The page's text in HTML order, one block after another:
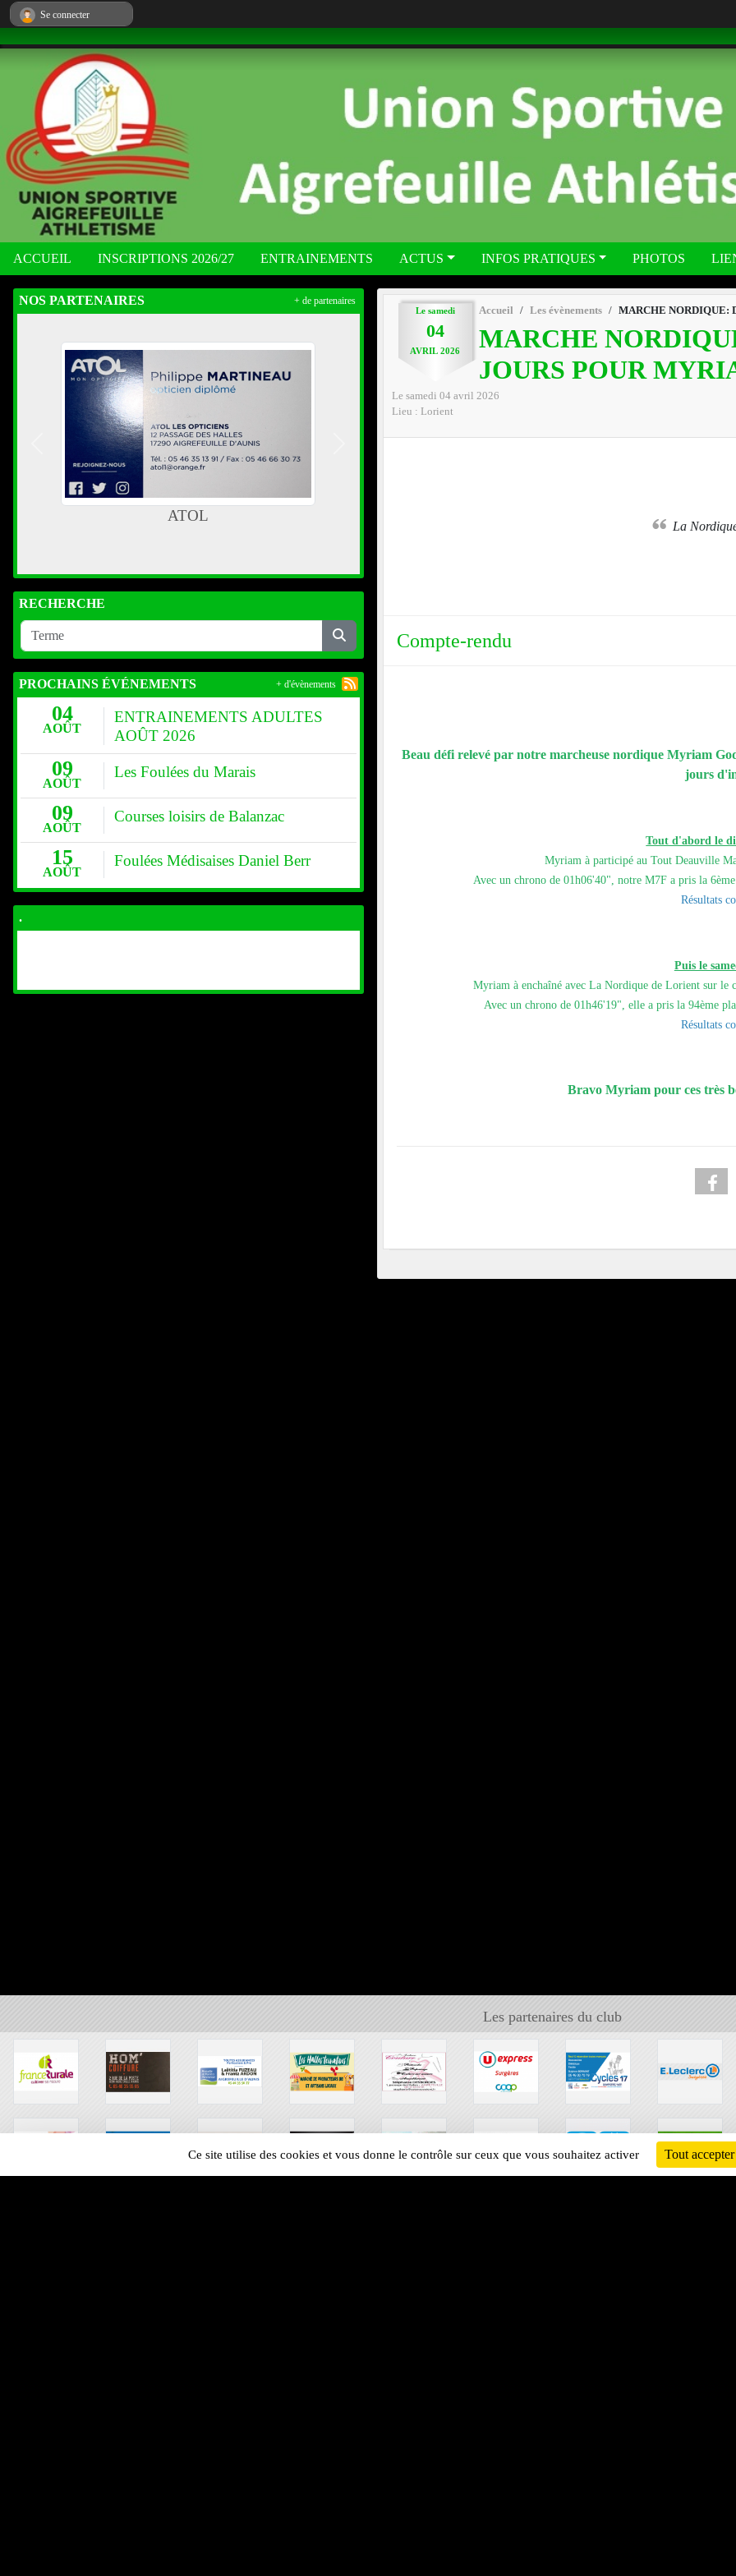
ACCUEIL INSCRIPTIONS 2026/27 ENTRAINEMENTS ACTUS INFOS PRATIQUES PHOTOS
Le samedi
04
AVRIL 2026
Accueil Les évènements MARCHE NORDIQUE:
MARCHE
JOURS POUR
Le samedi 04 avril 2026
Lieu : Lorient
La
Compte-rendu
Beau défi relevé par notre marcheuse nordique Myriam
jours
Tout d'abord le
Myriam à participé au Tout Deauville
Avec un chrono de 01h06'40", notre M7F a pris la
Résultats
Puis le
Myriam à enchaîné avec La Nordique de Lorient sur
Avec un chrono de 01h46'19", elle a pris la 94ème
Résultats
Bravo Myriam pour ces très
NOS PARTENAIRES
ATOL
+ de partenaires
RECHERCHE
PROCHAINS ÉVÉNEMENTS
04
AOÛT
ENTRAINEMENTS ADULTES
AOÛT 2026
09
AOÛT
Les Foulées du Marais
09
AOÛT
Courses loisirs de Balanzac
15
AOÛT
Foulées Médisaises Daniel Berr
+ d'évènements
.
Les partenaires du club
Se connecter
Panneau de gestion des cookies
Ce site utilise des cookies et vous donne le contrôle sur ceux que vous souhaitez activer Tout accepter